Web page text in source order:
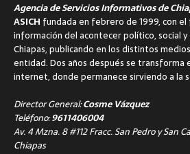
Agencia de Servicios Informativos de
ASICH fundada en febrero de 1999, con
información del acontecer político, social
Chiapas, publicando en los distintos
entidad. Dos años después se transforma
internet, donde permanece sirviendo a la
Director General:Cosme Vázquez
Teléfono:9611406004
Av. 4 Mzna. 8 #112 Fracc. San Pedro y San
Chiapas